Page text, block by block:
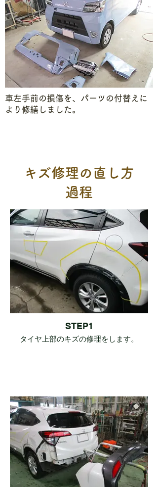
車左手前の損傷を、パーツの付替えに
より修繕しました。
キズ修理の直し方
過程
STEP1
タイヤ上部のキズの修理をします。